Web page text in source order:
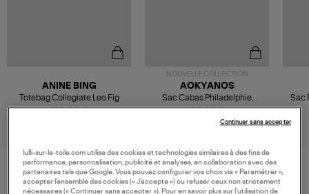
120,00 €
ANINE BING
Totebag Collegiate Leo Fig
NOUVELLE COLLECTION
84,00 €
AOKYANOS
Sac Cabas Philadelphie
Rouge, Exclusivité Lulli
Sac
VOS DERNIERS PRODUITS VUS
lulli-sur-la-toile.com utilise des cookies et technologies similaires à des fins de
performance, personnalisation, publicité et analyses, en collaboration avec des
partenaires tels que Google. Vous pouvez configurer vos choix via « Paramétrer »,
accepter l’ensemble des cookies (« J’accepte ») ou refuser ceux non strictement
nécessaires (« Continuer sans accepter »). Pour en savoir plus sur l’utilisation de
Continuer sans accepter